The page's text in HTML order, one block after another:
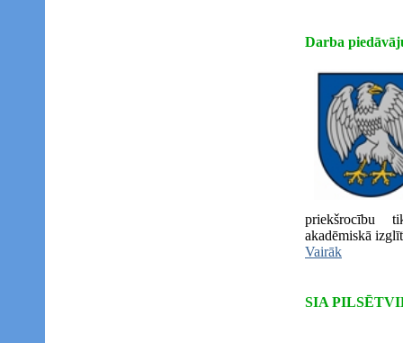
Darba
priekšrocību
akadēmiskā
Vairāk
SIA